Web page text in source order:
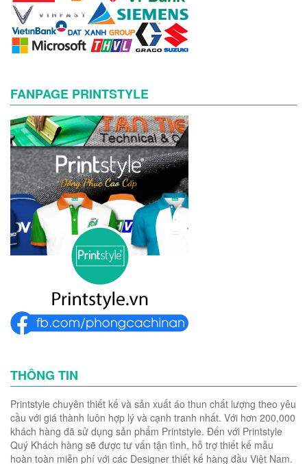
FANPAGE PRINTSTYLE
THÔNG TIN
Printstyle chuyên thiết kế và sản xuất áo thun chất lượng theo yêu
cầu với giá thành luôn hợp lý và cạnh tranh nhất. Với hơn 200,000
khách hàng đã sử dụng sản phẩm Printstyle. Đến với Printstyle
Quý Khách hàng sẽ được tư vấn tận tình, hỗ trợ thiết kế mẫu
hoàn toàn miễn phí với các Designer thiết kế hàng đầu Việt Nam.